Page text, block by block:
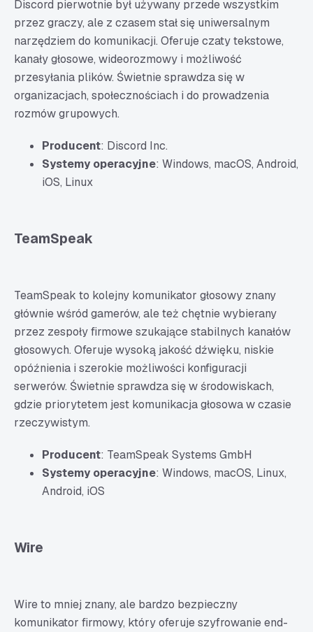
Discord pierwotnie był używany przede wszystkim
przez graczy, ale z czasem stał się uniwersalnym
narzędziem do komunikacji. Oferuje czaty tekstowe,
kanały głosowe, wideorozmowy i możliwość
przesyłania plików. Świetnie sprawdza się w
organizacjach, społecznościach i do prowadzenia
rozmów grupowych.
Producent: Discord Inc.
Systemy operacyjne: Windows, macOS, Android,
iOS, Linux
TeamSpeak
TeamSpeak to kolejny komunikator głosowy znany
głównie wśród gamerów, ale też chętnie wybierany
przez zespoły firmowe szukające stabilnych kanałów
głosowych. Oferuje wysoką jakość dźwięku, niskie
opóźnienia i szerokie możliwości konfiguracji
serwerów. Świetnie sprawdza się w środowiskach,
gdzie priorytetem jest komunikacja głosowa w czasie
rzeczywistym.
Producent: TeamSpeak Systems GmbH
Systemy operacyjne: Windows, macOS, Linux,
Android, iOS
Wire
Wire to mniej znany, ale bardzo bezpieczny
komunikator firmowy, który oferuje szyfrowanie end-